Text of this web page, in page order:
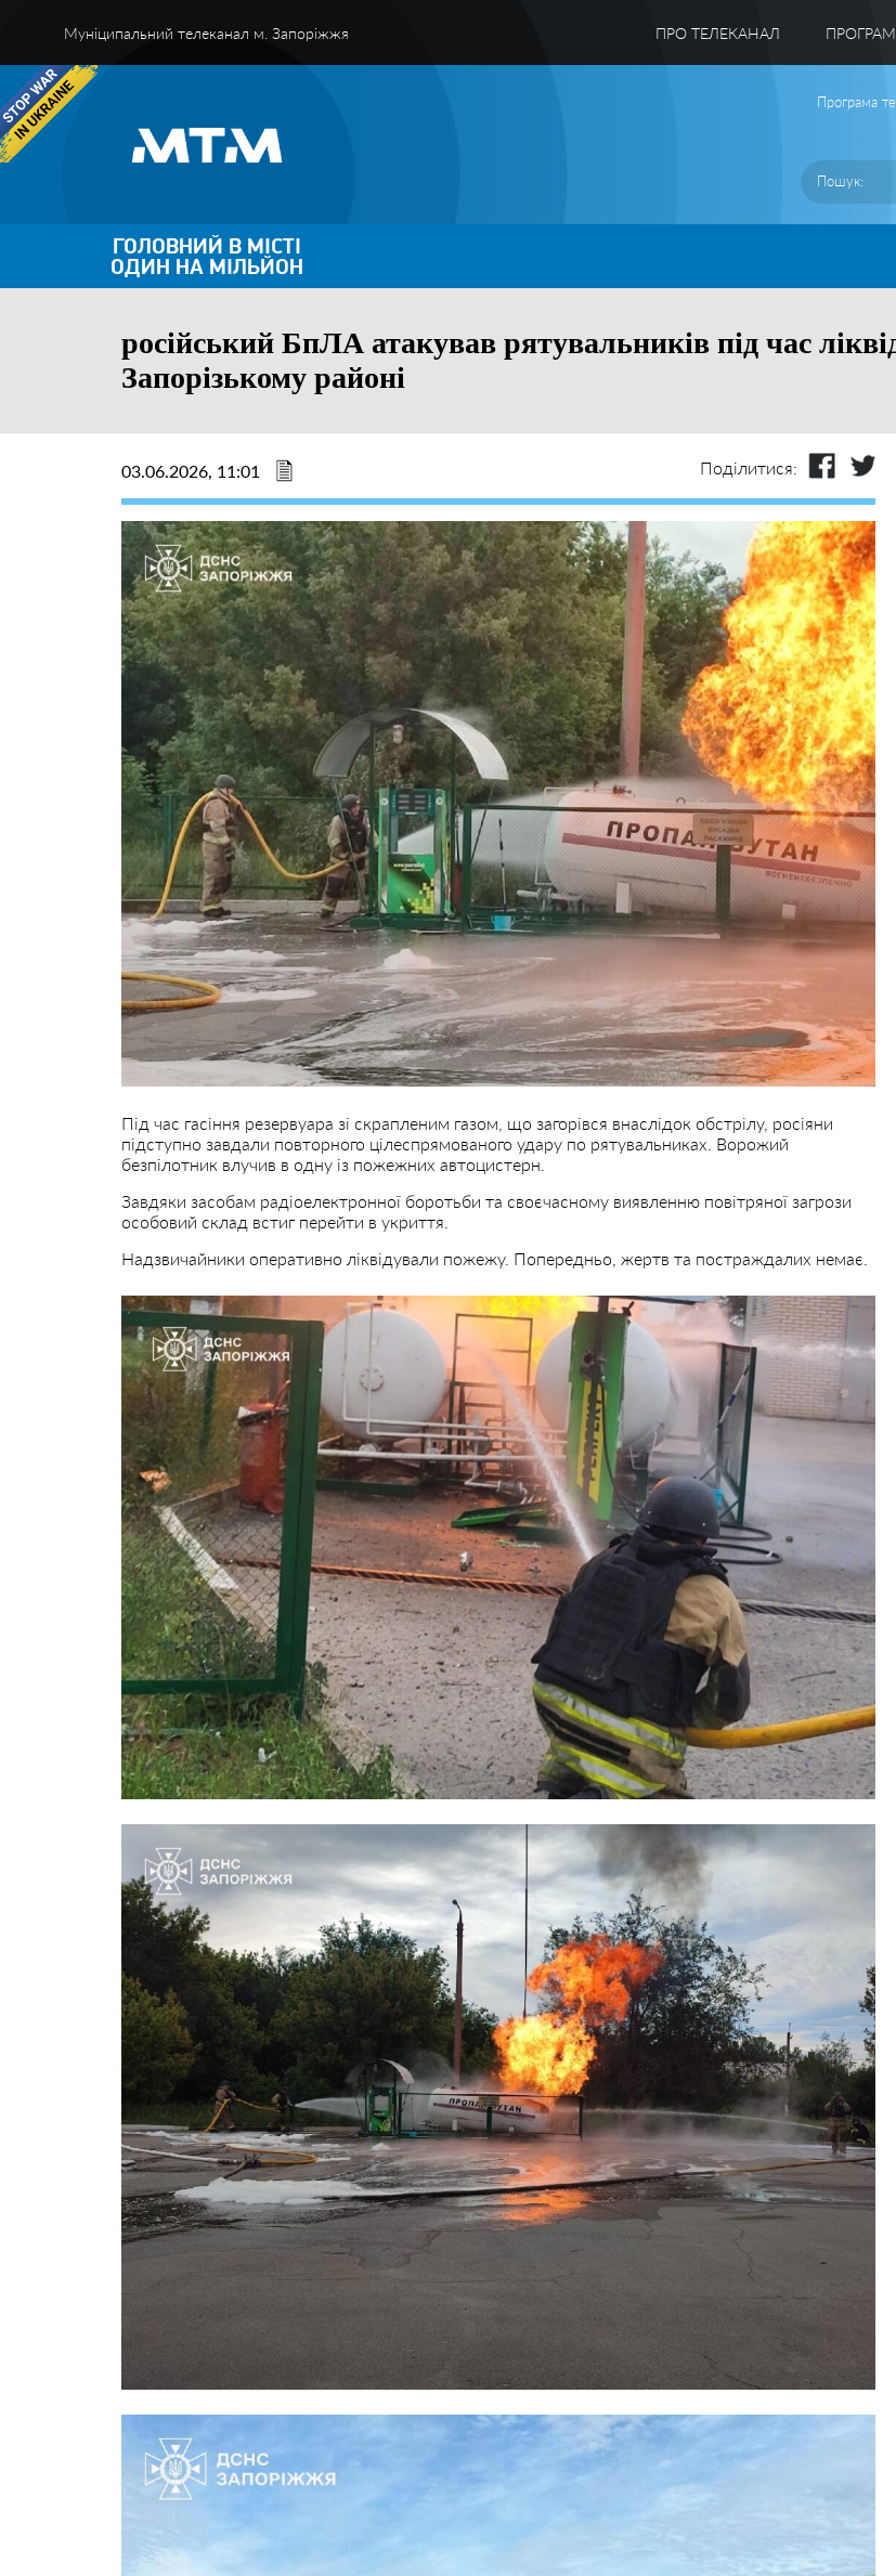
Муніципальний телеканал м. Запоріжжя ПРО ТЕЛЕКАНАЛ
Програма
ГОЛОВНИЙ В МІСТІ
ОДИН НА МІЛЬЙОН
російський БпЛА атакував рятувальників під час
Запорізькому районі
03.06.2026, 11:01 Поділитися:
Під час гасіння резервуара зі скрапленим газом, що загорівся внаслідок обстрілу, росіяни
підступно завдали повторного цілеспрямованого удару по рятувальниках. Ворожий
безпілотник влучив в одну із пожежних автоцистерн.
Завдяки засобам радіоелектронної боротьби та своєчасному виявленню повітряної загрози
особовий склад встиг перейти в укриття.
Надзвичайники оперативно ліквідували пожежу. Попередньо, жертв та постраждалих немає.